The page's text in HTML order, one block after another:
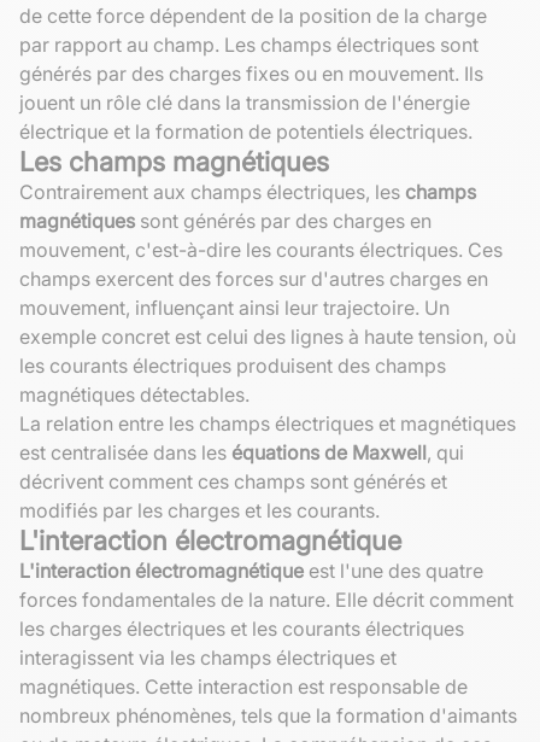
de cette force dépendent de la position de la charge
par rapport au champ. Les champs électriques sont
générés par des charges fixes ou en mouvement. Ils
jouent un rôle clé dans la transmission de l'énergie
électrique et la formation de potentiels électriques.
Les champs magnétiques
Contrairement aux champs électriques, les champs
magnétiques sont générés par des charges en
mouvement, c'est-à-dire les courants électriques. Ces
champs exercent des forces sur d'autres charges en
mouvement, influençant ainsi leur trajectoire. Un
exemple concret est celui des lignes à haute tension, où
les courants électriques produisent des champs
magnétiques détectables.
La relation entre les champs électriques et magnétiques
est centralisée dans les équations de Maxwell, qui
décrivent comment ces champs sont générés et
modifiés par les charges et les courants.
L'interaction électromagnétique
L'interaction électromagnétique est l'une des quatre
forces fondamentales de la nature. Elle décrit comment
les charges électriques et les courants électriques
interagissent via les champs électriques et
magnétiques. Cette interaction est responsable de
nombreux phénomènes, tels que la formation d'aimants